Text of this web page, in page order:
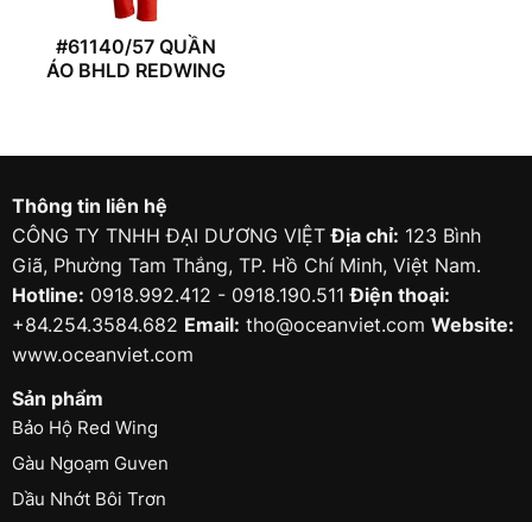
#61140/57 QUẦN
ÁO BHLD REDWING
Thông tin liên hệ
CÔNG TY TNHH ĐẠI DƯƠNG VIỆTĐịa chỉ: 123 Bình
Giã, Phường Tam Thắng, TP. Hồ Chí Minh, Việt Nam.
Hotline: 0918.992.412 - 0918.190.511Điện thoại:
+84.254.3584.682 Email: tho@oceanviet.com Website:
www.oceanviet.com
Sản phẩm
Bảo Hộ Red Wing
Gàu Ngoạm Guven
Dầu Nhớt Bôi Trơn